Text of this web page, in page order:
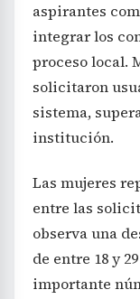
aspirantes
integrar los
proceso local.
solicitaron
sistema,
institución.
Las mujeres
entre las
observa una
de entre 18 y
importante